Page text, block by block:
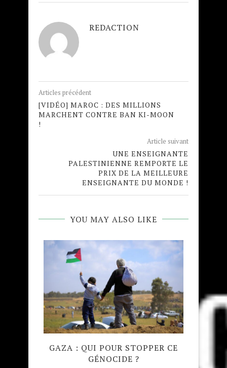
REDACTION
Articles précédent
[VIDÉO] MAROC : DES MILLIONS
MARCHENT CONTRE BAN KI-MOON
!
Article suivant
UNE ENSEIGNANTE
PALESTINIENNE REMPORTE LE
PRIX DE LA MEILLEURE
ENSEIGNANTE DU MONDE !
YOU MAY ALSO LIKE
GAZA : QUI POUR STOPPER CE
GÉNOCIDE ?